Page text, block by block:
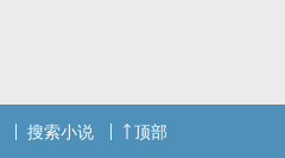
搜索小说 顶部